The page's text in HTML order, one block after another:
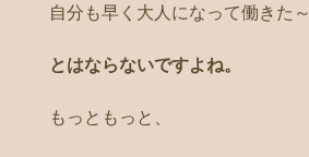
自分も早く大人になって働きた
とはならないですよね。
もっともっと、